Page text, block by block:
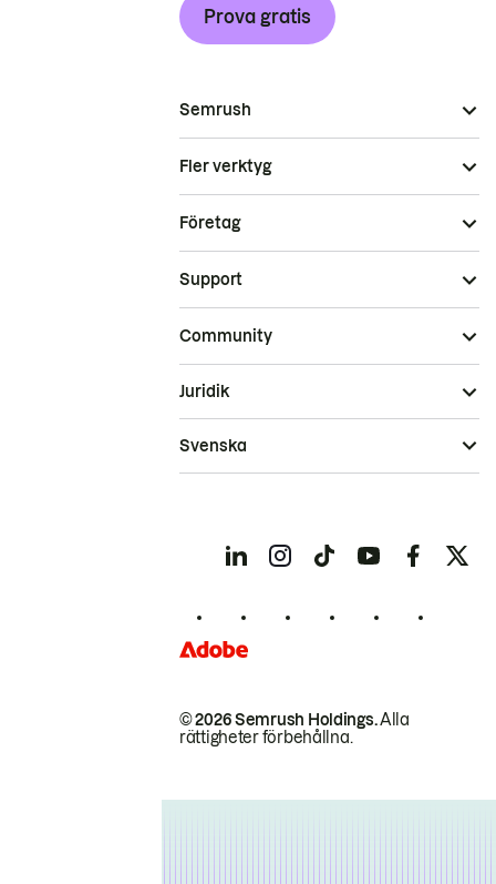
Prova gratis
Semrush
Fler verktyg
Företag
Support
Community
© 2026 Semrush Holdings.Alla
rättigheter förbehållna.
Juridik
Svenska